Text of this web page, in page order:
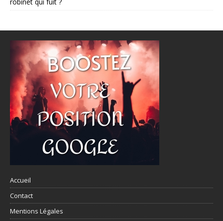
Accueil
Contact
Mentions Légales